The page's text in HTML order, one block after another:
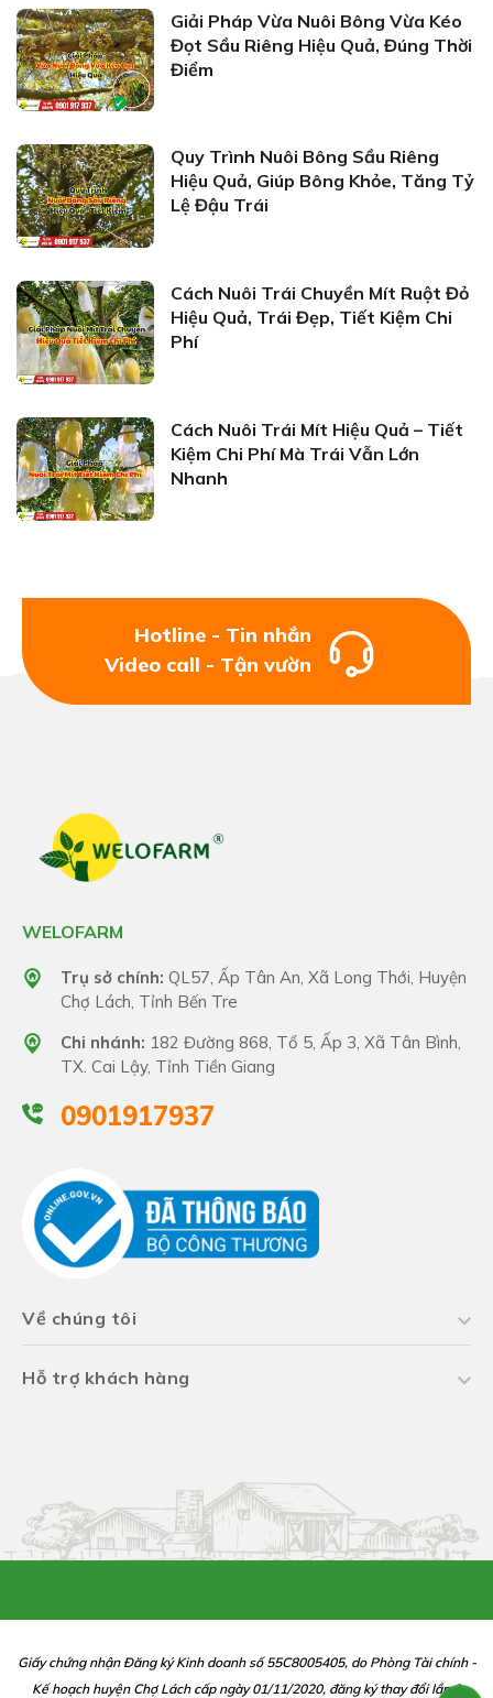
Giải Pháp Vừa Nuôi Bông Vừa Kéo
Đọt Sầu Riêng Hiệu Quả, Đúng Thời
Điểm
Quy Trình Nuôi Bông Sầu Riêng
Hiệu Quả, Giúp Bông Khỏe, Tăng Tỷ
Lệ Đậu Trái
Cách Nuôi Trái Chuyền Mít Ruột Đỏ
Hiệu Quả, Trái Đẹp, Tiết Kiệm Chi
Phí
Cách Nuôi Trái Mít Hiệu Quả – Tiết
Kiệm Chi Phí Mà Trái Vẫn Lớn
Nhanh
Hotline - Tin nhắn
Video call - Tận vườn
WELOFARM
Trụ sở chính: QL57, Ấp Tân An, Xã Long Thới, Huyện
Chợ Lách, Tỉnh Bến Tre
Chi nhánh: 182 Đường 868, Tổ 5, Ấp 3, Xã Tân Bình,
TX. Cai Lậy, Tỉnh Tiền Giang
0901917937
Về chúng tôi
Hỗ trợ khách hàng
Giấy chứng nhận Đăng ký Kinh doanh số 55C8005405, do Phòng Tài chính -
Kế hoạch huyện Chợ Lách cấp ngày 01/11/2020, đăng ký thay đổi lần 2